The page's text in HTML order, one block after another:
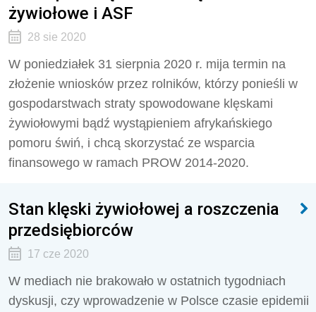
żywiołowe i ASF
28 sie 2020
W poniedziałek 31 sierpnia 2020 r. mija termin na
złożenie wniosków przez rolników, którzy ponieśli w
gospodarstwach straty spowodowane klęskami
żywiołowymi bądź wystąpieniem afrykańskiego
pomoru świń, i chcą skorzystać ze wsparcia
finansowego w ramach PROW 2014-2020.
Stan klęski żywiołowej a roszczenia
przedsiębiorców
17 cze 2020
W mediach nie brakowało w ostatnich tygodniach
dyskusji, czy wprowadzenie w Polsce czasie epidemii